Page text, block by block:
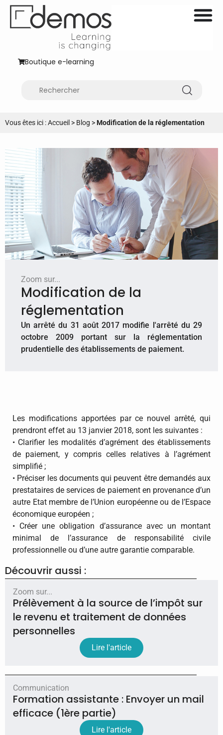
Boutique e-learning
Vous êtes ici :Accueil > Blog >Modification de la réglementation
Zoom sur...
Modification de la
réglementation
​Un arrêté du 31 août 2017 modifie l'arrêté du 29
octobre 2009 portant sur la réglementation
prudentielle des établissements de paiement.
Découvrir aussi :
Zoom sur...
Prélèvement à la source de l’impôt sur
le revenu et traitement de données
personnelles
Lire l'article
Communication
Formation assistante : Envoyer un mail
efficace (1ère partie)
Lire l'article
Les modifications apportées par ce nouvel arrêté, qui
prendront effet au 13 janvier 2018, sont les suivantes :
• Clarifier les modalités d’agrément des établissements
de paiement, y compris celles relatives à l’agrément
simplifié ;
• Préciser les documents qui peuvent être demandés aux
prestataires de services de paiement en provenance d’un
autre Etat membre de l’Union européenne ou de l’Espace
économique européen ;
• Créer une obligation d’assurance avec un montant
minimal de l’assurance de responsabilité civile
professionnelle ou d’une autre garantie comparable.